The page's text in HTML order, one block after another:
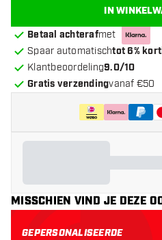
IN
Betaal achterafmet
Spaar automatischtot 6%
Klantbeoordeling9.0/10
Gratis verzendingvanaf €50
MISSCHIEN VIND JE DEZE
GEPERSONALISEERDE